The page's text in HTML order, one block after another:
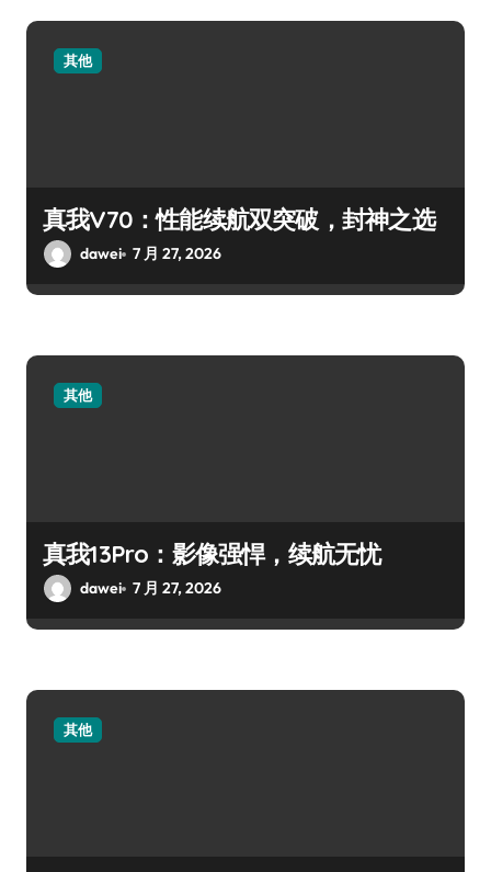
其他
真我V70：性能续航双突破，封神之选
dawei 7 月 27, 2026
其他
真我13Pro：影像强悍，续航无忧
dawei 7 月 27, 2026
其他